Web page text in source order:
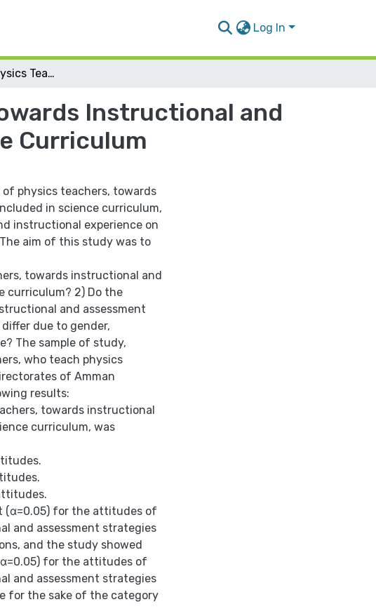
Log In
Attitudes of Physics Teachers, in Jordan towards Instructional and Assessment Strategies Included in Science Curriculum
Instructional and
Curriculum
physics teachers, towards
in science curriculum,
instructional experience on
aim of this study was to
towards instructional and
curriculum? 2) Do the
and assessment
due to gender,
The sample of study,
who teach physics
of Amman
results:
towards instructional
curriculum, was
(α=0.05) for the attitudes of
and assessment strategies
and the study showed
for the attitudes of
and assessment strategies
for the sake of the category